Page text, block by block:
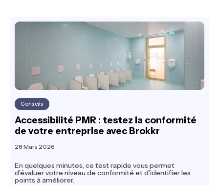
Conseils
Accessibilité PMR : testez la conformité
de votre entreprise avec Brokkr
28 Mars 2026
En quelques minutes, ce test rapide vous permet
d’évaluer votre niveau de conformité et d’identifier les
points à améliorer.